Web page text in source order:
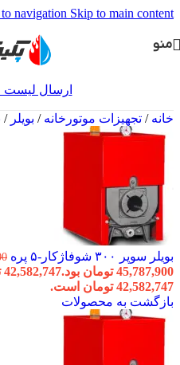
navigation Skip to main content
منو
ارسال لیست
خانه/ تجهیزات موتورخانه/ بویلر/
بویلر سوپر ۳۰۰ شوفاژکار-۵ پره
45,787,900 تومان بود.
42,582,747
42,582,747 تومان است.
بازگشت به محصولات